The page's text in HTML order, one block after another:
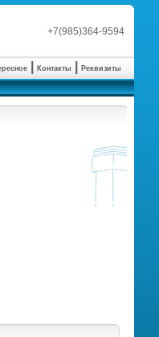
+7(985)364-9594
Контакты Реквизиты